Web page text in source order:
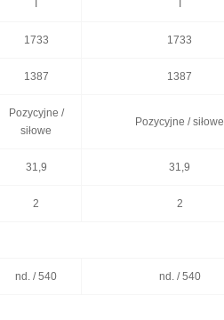
1733 1733
1387 1387
Pozycyjne /
siłowe
Pozycyjne / siłowe
31,9 31,9
2 2
nd. / 540 nd. / 540